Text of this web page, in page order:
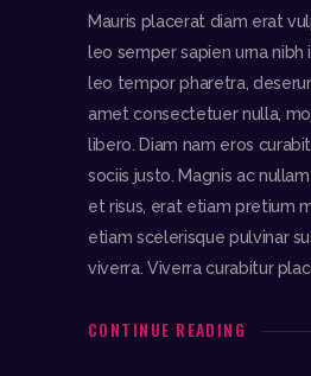
Mauris placerat diam erat
leo semper sapien urna nibh
leo tempor pharetra,
amet consectetuer nulla,
libero. Diam nam eros
sociis justo. Magnis ac
et risus, erat etiam pretium
etiam scelerisque pulvinar
viverra. Viverra curabitur
CONTINUE READING